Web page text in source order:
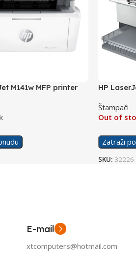
M141w MFP printer
HP
Štampači
Out of
Zatraži
SKU: 32226
E-mail
xtcomputers@hotmail.com